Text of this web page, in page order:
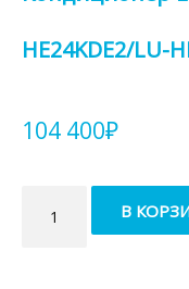
HE24KDE2/LU-
104 400₽
товара
Кондиционер
В